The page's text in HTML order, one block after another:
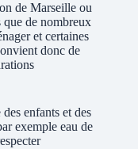
de Marseille ou
que de nombreux
et certaines
donc de
enfants et des
exemple eau de